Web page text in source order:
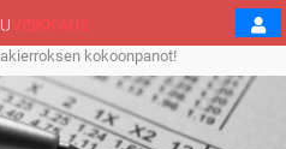
kokoonpanot!